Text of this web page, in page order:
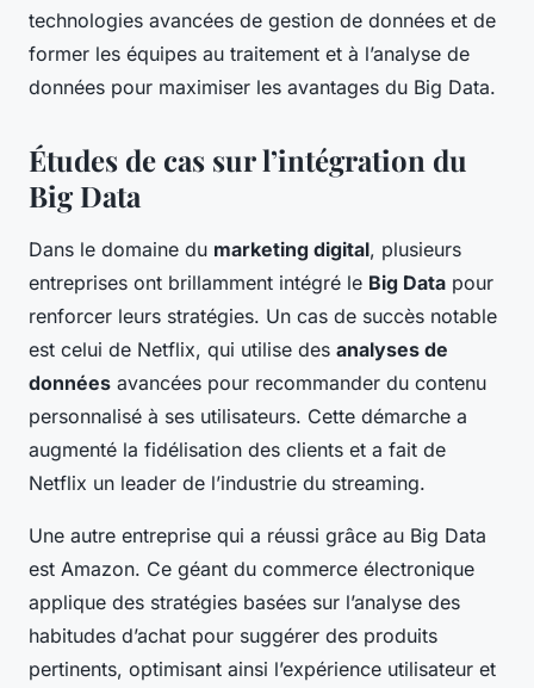
technologies avancées de gestion de données et de
former les équipes au traitement et à l’analyse de
données pour maximiser les avantages du Big Data.
Études de cas sur l’intégration du
Big Data
Dans le domaine du marketing digital, plusieurs
entreprises ont brillamment intégré le Big Data pour
renforcer leurs stratégies. Un cas de succès notable
est celui de Netflix, qui utilise des analyses de
données avancées pour recommander du contenu
personnalisé à ses utilisateurs. Cette démarche a
augmenté la fidélisation des clients et a fait de
Netflix un leader de l’industrie du streaming.
Une autre entreprise qui a réussi grâce au Big Data
est Amazon. Ce géant du commerce électronique
applique des stratégies basées sur l’analyse des
habitudes d’achat pour suggérer des produits
pertinents, optimisant ainsi l’expérience utilisateur et